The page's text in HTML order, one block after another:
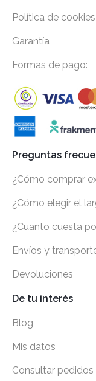
Política de cookies
Garantía
Formas de pago:
Preguntas
¿Cómo comprar
¿Cómo elegir el
¿Cuanto cuesta
Envíos y
Devoluciones
De tu interés
Blog
Mis datos
Consultar pedidos